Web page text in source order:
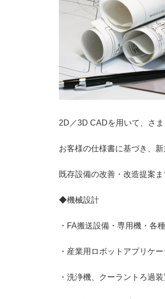
2D／3D CADを用いて、さ
お客様の仕様書に基づき、
既存設備の改善・改造提案
◆機械設計
・FA搬送設備・専用機・各
・産業用ロボットアプリケ
・洗浄機、クーラントろ過